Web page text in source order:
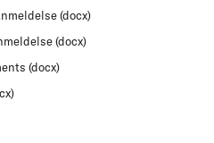
(docx)
(docx)
(docx)